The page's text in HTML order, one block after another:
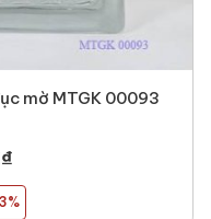
mờ MTGK 00093
₫